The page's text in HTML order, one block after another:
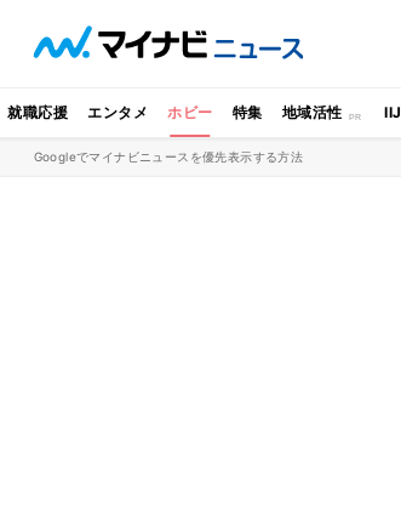
就職応援 エンタメ ホビー 特集 地域活性 IIJ
Googleでマイナビニュースを優先表示する方法